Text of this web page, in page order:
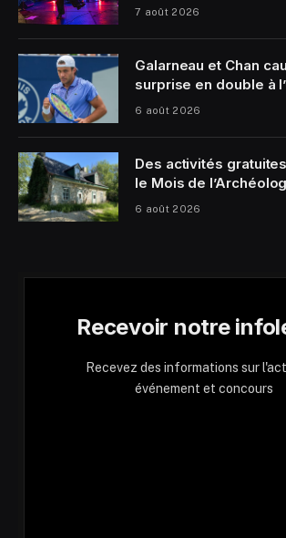
7 août 2026
Galarneau et Chan
surprise en double à
6 août 2026
Des activités
le Mois de
6 août 2026
Recevoir notre
Recevez des informations sur
événement et concours